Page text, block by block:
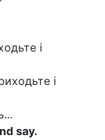
і
і
say.